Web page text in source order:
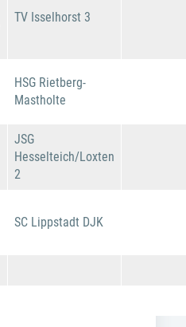
TV Isselhorst 3
HSG Rietberg-
Mastholte
JSG
Hesselteich/Loxten
2
SC Lippstadt DJK